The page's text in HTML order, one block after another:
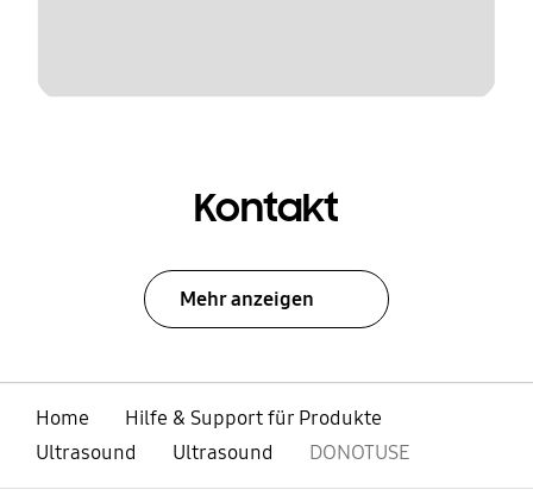
Kontakt
Mehr anzeigen
Home
Hilfe & Support für Produkte
Ultrasound
Ultrasound DONOTUSE